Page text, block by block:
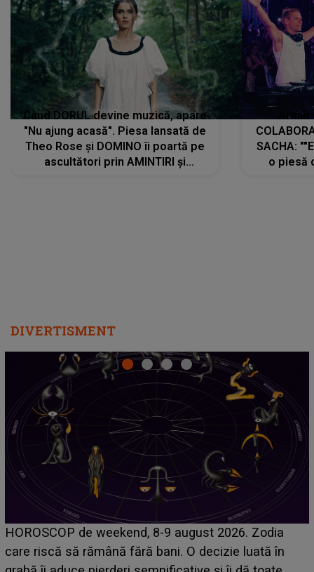
Când DORUL devine muzică, apare
"Nu ajung acasă". Piesa lansată de
Theo Rose și DOMINO îi poartă pe
ascultători prin AMINTIRI și
SACHA:
o piesă
DIVERTISMENT
Emanuel a ținut ACEST DETALIU ASCUNS până
acum! În fața Alexandrei, concurentul din Casa Iubirii